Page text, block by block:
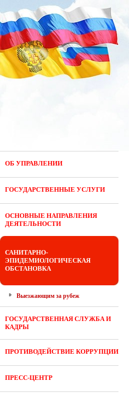
ОБ УПРАВЛЕНИИ
ГОСУДАРСТВЕННЫЕ УСЛУГИ
ОСНОВНЫЕ НАПРАВЛЕНИЯ
ДЕЯТЕЛЬНОСТИ
САНИТАРНО-
ЭПИДЕМИОЛОГИЧЕСКАЯ
ОБСТАНОВКА
Выезжающим за рубеж
ГОСУДАРСТВЕННАЯ СЛУЖБА И
КАДРЫ
ПРОТИВОДЕЙСТВИЕ КОРРУПЦИИ
ПРЕСС-ЦЕНТР